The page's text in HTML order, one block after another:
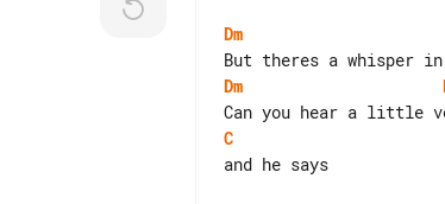
Dm
Dm
C
and he says